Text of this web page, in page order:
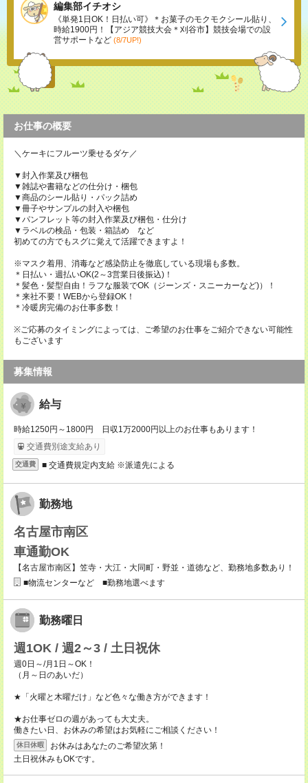
編集部イチオシ
《単発1日OK！日払い可》＊お菓子のモクモクシール貼り、
時給1900円！【アジア競技大会＊刈谷市】競技会場での設
営サポートなど (8/7UP!)
お仕事の概要
＼ケーキにフルーツ乗せるダケ／
▼封入作業及び梱包
▼雑誌や書籍などの仕分け・梱包
▼商品のシール貼り・パック詰め
▼冊子やサンプルの封入や梱包
▼パンフレット等の封入作業及び梱包・仕分け
▼ラベルの検品・包装・箱詰め など
初めての方でもスグに覚えて活躍できますよ！
※マスク着用、消毒など感染防止を徹底している現場も多数。
＊日払い・週払いOK(2～3営業日後振込)！
＊髪色・髪型自由！ラフな服装でOK（ジーンズ・スニーカーなど)）！
＊来社不要！WEBから登録OK！
＊冷暖房完備のお仕事多数！
※ご応募のタイミングによっては、ご希望のお仕事をご紹介できない可能性
もございます
募集情報
給与
時給1250円～1800円 日収1万2000円以上のお仕事もあります！
交通費別途支給あり
交通費 ■ 交通費規定内支給 ※派遣先による
勤務地
名古屋市南区
車通勤OK
【名古屋市南区】笠寺・大江・大同町・野並・道徳など、勤務地多数あり！
■物流センターなど ■勤務地選べます
勤務曜日
週1OK / 週2～3 / 土日祝休
週0日～/月1日～OK！
（月～日のあいだ）
★「火曜と木曜だけ」など色々な働き方ができます！
★お仕事ゼロの週があっても大丈夫。
働きたい日、お休みの希望はお気軽にご相談ください！
休日休暇
お休みはあなたのご希望次第！
土日祝休みもOKです。